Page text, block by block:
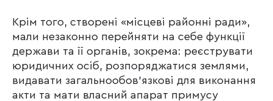
Крім того, створені «місцеві районні ради»,
мали незаконно перейняти на себе функції
держави та її органів, зокрема: реєструвати
юридичних осіб, розпоряджатися землями,
видавати загальнообов’язкові для виконання
акти та мати власний апарат примусу